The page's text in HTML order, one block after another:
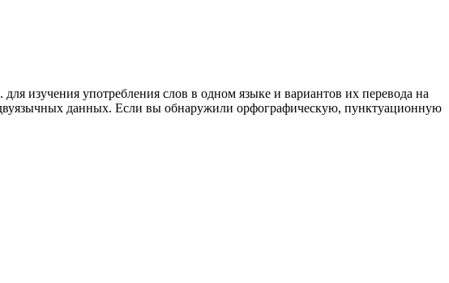
изучения употребления слов в одном языке и вариантов их перевода на
данных. Если вы обнаружили орфографическую, пунктуационную